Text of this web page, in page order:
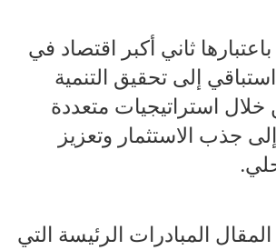
ثاني أكبر اقتصاد في
إلى تحقيق التنمية
خلال استراتيجيات متعددة
جذب الاستثمار وتعزيز
المبادرات الرئيسة التي